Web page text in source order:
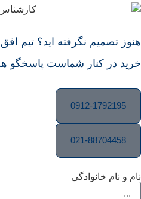
هنوز تصمیم نگرفته اید؟ تیم
خرید در کنار شماست پاسخگو
0912-1792195
021-88704458
نام و نام خانوادگی